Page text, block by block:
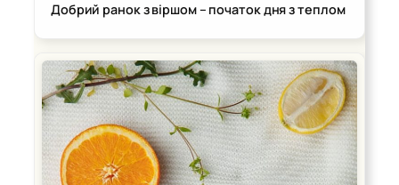
Добрий ранок з віршом – початок дня з теплом